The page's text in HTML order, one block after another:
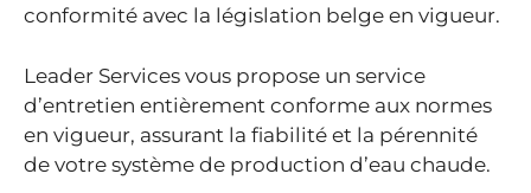
conformité avec la législation belge en vigueur.
Leader Services vous propose un service
d’entretien entièrement conforme aux normes
en vigueur, assurant la fiabilité et la pérennité
de votre système de production d’eau chaude.